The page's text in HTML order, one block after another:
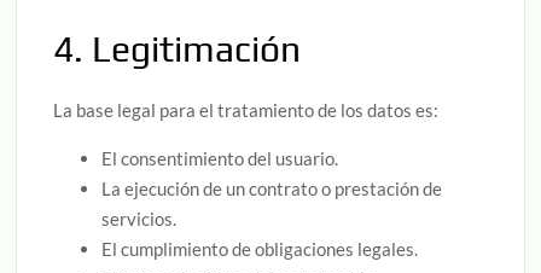
4. Legitimación
La base legal para el tratamiento de los datos es:
El consentimiento del usuario.
La ejecución de un contrato o prestación de
servicios.
El cumplimiento de obligaciones legales.